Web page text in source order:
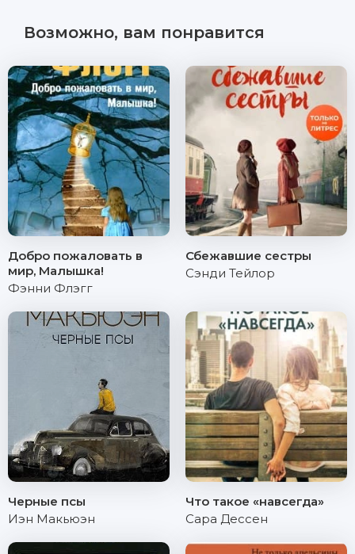
Возможно, вам понравится
Добро пожаловать в
мир, Малышка!
Фэнни Флэгг
Сбежавшие сестры
Сэнди Тейлор
Черные псы
Иэн Макьюэн
Что такое «навсегда»
Сара Дессен